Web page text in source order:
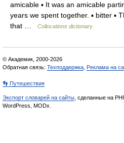
amicable ▪ It was an amicable
years we spent together. ▪ bitter ▪
that …
Collocations dictionary
© Академик, 2000-2026
Обратная связь: Техподдержка Реклама на
👣 Путешествия
Экспорт словарей на сайты , сделанные на
WordPress, MODx.